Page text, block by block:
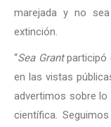
marejada y no
extinción.
“Sea Grantparticipó
en las vistas
advertimos sobre lo
científica.